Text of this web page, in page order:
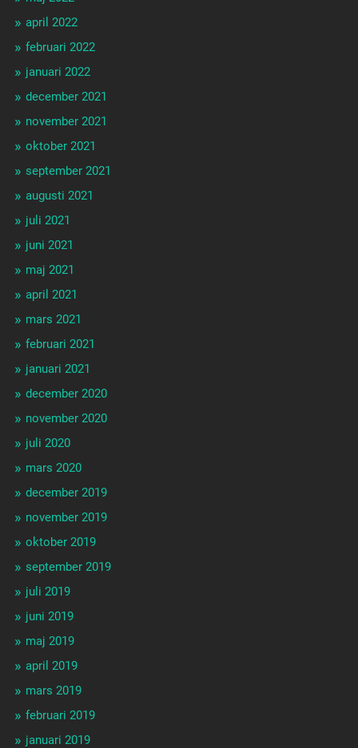
april 2022
februari 2022
januari 2022
december 2021
november 2021
oktober 2021
september 2021
augusti 2021
juli 2021
juni 2021
maj 2021
april 2021
mars 2021
februari 2021
januari 2021
december 2020
november 2020
juli 2020
mars 2020
december 2019
november 2019
oktober 2019
september 2019
juli 2019
juni 2019
maj 2019
april 2019
mars 2019
februari 2019
januari 2019